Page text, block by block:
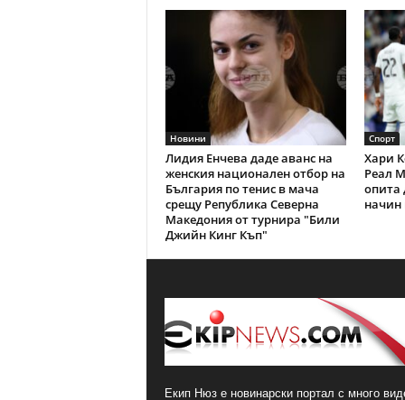
Новини
Лидия Енчева даде аванс на
женския национален отбор на
България по тенис в мача
срещу Република Северна
Македония от турнира "Били
Джийн Кинг Къп"
Спорт
Хари
Реал
опита
начин
Екип Нюз е новинарски портал с много